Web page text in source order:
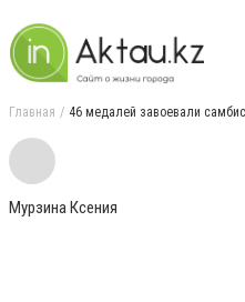
Главная 46 медалей завоевали
Мурзина Ксения